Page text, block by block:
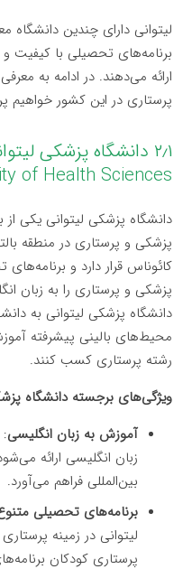
لیتوانی دارای چندین دانشگاه
برنامه‌های تحصیلی با کیفیت و
ارائه می‌دهند. در ادامه به
پرستاری در این کشور خواهیم
of Health Sciences)
دانشگاه پزشکی لیتوانی یکی
پزشکی و پرستاری در منطقه
کائوناس قرار دارد و
پزشکی و پرستاری را به زبان
دانشگاه پزشکی لیتوانی به
محیط‌های بالینی پیشرفته
رشته پرستاری کسب کنند.
ویژگی‌های برجسته دانشگاه
آموزش به زبان انگلیسی:
زبان انگلیسی ارائه
بین‌المللی فراهم می‌آورد.
برنامه‌های تحصیلی
لیتوانی در زمینه
پرستاری کودکان